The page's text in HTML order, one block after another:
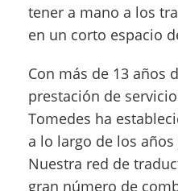
tener a mano a los
en un corto espacio
Con más de 13 años
prestación de
Tomedes ha
a lo largo de los
Nuestra red de
gran número de